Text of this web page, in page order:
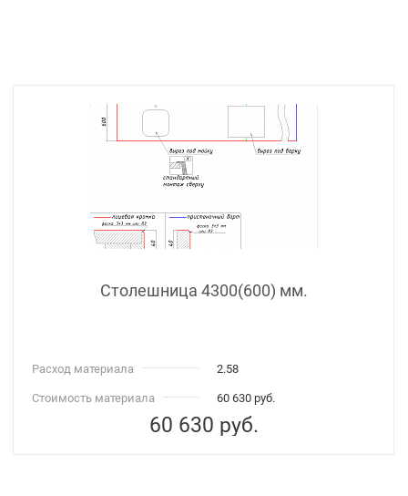
Столешница 4300(600) мм.
Расход материала 2.58
Стоимость материала 60 630 руб.
60 630 руб.